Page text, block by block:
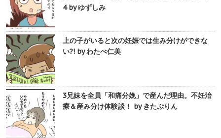
4 by ゆずしみ
上の子がいると次の妊娠では生み分けができな
い?! by わたべ仁美
3兄妹を全員「和痛分娩」で産んだ理由。不妊治
療＆産み分け体験談！ by きたぷりん